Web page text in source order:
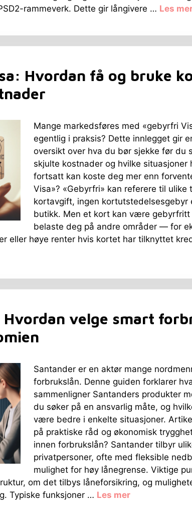
rammeverk. Dette gir långivere … Les
Hvordan få og bruke
Mange markedsføres med «gebyrfri
egentlig i praksis? Dette innlegget gir
oversikt over hva du bør sjekke før du
skjulte kostnader og hvilke
fortsatt kan koste deg mer enn
Visa»? «Gebyrfri» kan referere til ulike
kortavgift, ingen kortutstedelsesgebyr
butikk. Men et kort kan være gebyrfritt
belaste deg på andre områder — for
eller høye renter hvis kortet har tilknyttet
velge smart
Santander er en aktør mange
forbrukslån. Denne guiden forklarer
sammenligner Santanders produkter
du søker på en ansvarlig måte, og
være bedre i enkelte situasjoner.
på praktiske råd og økonomisk
innen forbrukslån? Santander tilbyr
privatpersoner, ofte med fleksible
mulighet for høy lånegrense. Viktige
om det tilbys låneforsikring, og
Typiske funksjoner … Les mer